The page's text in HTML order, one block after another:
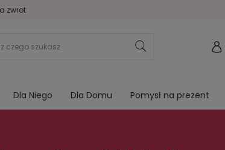
zwrot
Dla Niego Dla Domu Pomysł na prezent